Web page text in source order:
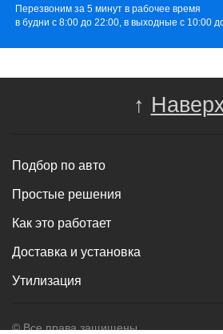
Перезвоним за 5 минут в рабочее время
в будни с 8:00 до 22:00, в выходные с 10:00
↑
Подбор по авто
Простые решения
Как это работает
Доставка и установка
Утилизация
© Все права защищены.